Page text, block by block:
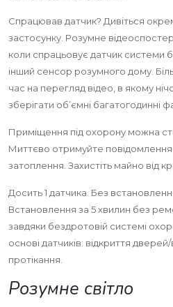
Спрацював датчик? Дивіться
застосунку. Розумне
коли спрацьовує датчик системи
інший сенсор розумного дому.
час на перегляд відео, в якому
зберігати об’ємні багатогодинні
Приміщення під охорону можна
Миттєво отримуйте
затоплення. Захистіть майно від
Досить 1 датчика. Без
Встановлення за 5 хвилин без
завдяки бездротовій системі
основі датчиків: відкриття
протікання.
Розумне світло